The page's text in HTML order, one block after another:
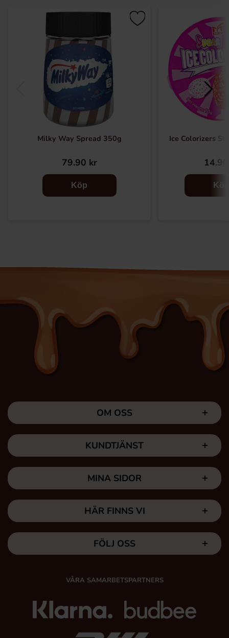
Milky Way Spread 350g
79.90 kr
Köp
Ice Colorizers
Köp
OM OSS
KUNDTJÄNST
MINA SIDOR
HÄR FINNS VI
FÖLJ OSS
VÅRA SAMARBETSPARTNERS